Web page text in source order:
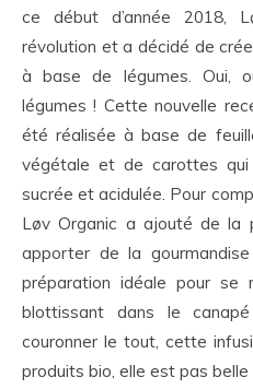
ce début d’année 2018,
révolution et a décidé de
à base de légumes. Oui,
légumes ! Cette nouvelle
été réalisée à base de
végétale et de carottes
sucrée et acidulée. Pour
Løv Organic a ajouté de la
apporter de la
préparation idéale pour
blottissant dans le
couronner le tout, cette
produits bio, elle est pas belle